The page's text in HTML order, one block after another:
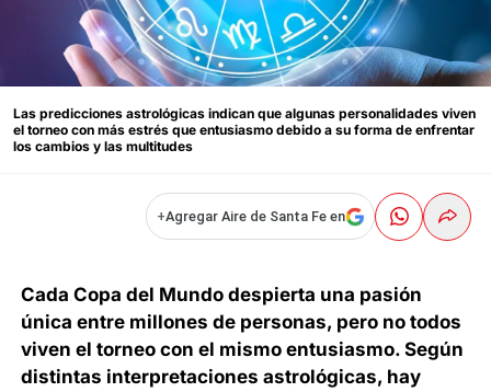
Las predicciones astrológicas indican que algunas personalidades viven
el torneo con más estrés que entusiasmo debido a su forma de enfrentar
los cambios y las multitudes
+Agregar Aire de Santa Fe en
Cada Copa del Mundo despierta una pasión
única entre millones de personas, pero no todos
viven el torneo con el mismo entusiasmo. Según
distintas interpretaciones astrológicas, hay